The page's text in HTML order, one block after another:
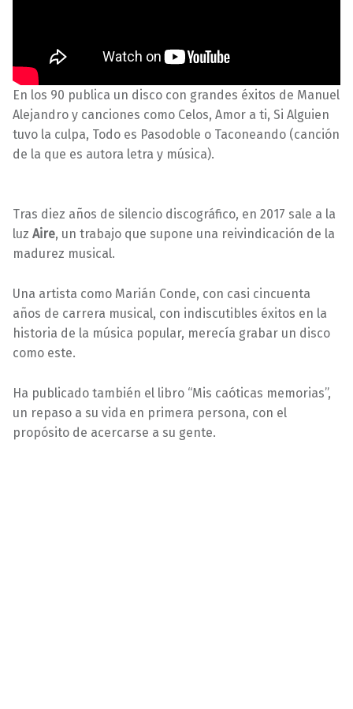
En los 90 publica un disco con grandes éxitos de Manuel
Alejandro y canciones como Celos, Amor a ti, Si Alguien
tuvo la culpa, Todo es Pasodoble o Taconeando (canción
de la que es autora letra y música).
Tras diez años de silencio discográfico, en 2017 sale a la
luz Aire, un trabajo que supone una reivindicación de la
madurez musical.
Una artista como Marián Conde, con casi cincuenta
años de carrera musical, con indiscutibles éxitos en la
historia de la música popular, merecía grabar un disco
como este.
Ha publicado también el libro “Mis caóticas memorias”,
un repaso a su vida en primera persona, con el
propósito de acercarse a su gente.